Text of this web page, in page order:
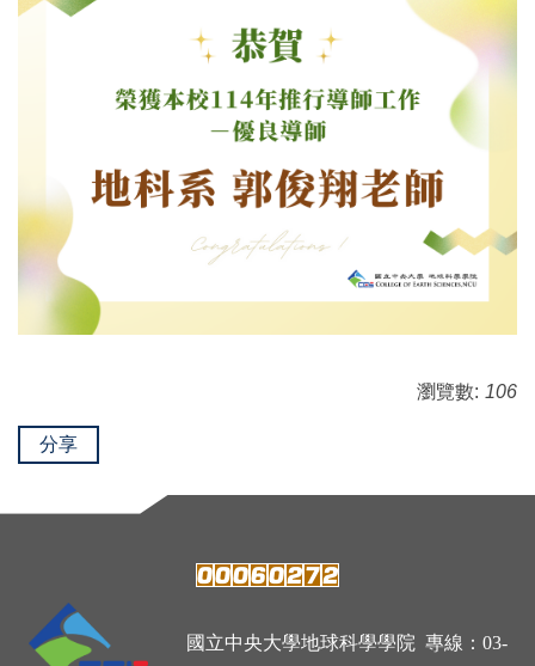
瀏覽數: 106
分享
國立中央大學地球科學學院 專線：03-